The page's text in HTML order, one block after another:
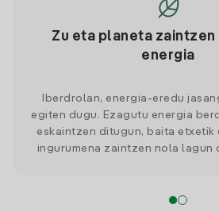
Zu eta planeta
energia
Iberdrolan, energia-eredu
egiten dugu. Ezagutu energia
eskaintzen ditugun, baita etxetik
ingurumena zaintzen nola lagun